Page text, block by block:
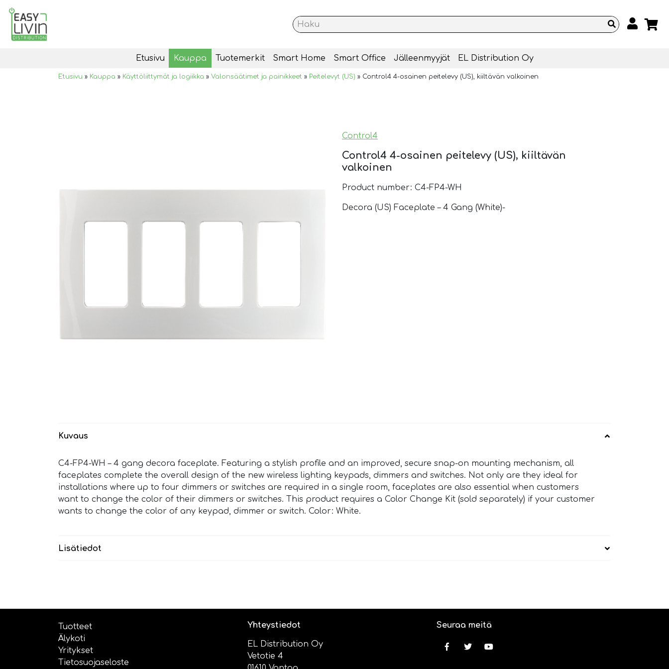
Etusivu Kauppa Tuotemerkit Smart Home Smart Office Jälleenmyyjät EL Distribution Oy
Etusivu » Kauppa » Käyttöliittymät ja logiikka » Valonsäätimet ja painikkeet » Peitelevyt (US) » Control4 4-osainen peitelevy (US), kiiltävän valkoinen
Control4
Control4 4-osainen peitelevy (US), kiiltävän
valkoinen
Product number: C4-FP4-WH
Decora (US) Faceplate – 4 Gang (White)-
Kuvaus
C4-FP4-WH – 4 gang decora faceplate. Featuring a stylish profile and an improved, secure snap-on mounting mechanism, all
faceplates complete the overall design of the new wireless lighting keypads, dimmers and switches. Not only are they ideal for
installations where up to four dimmers or switches are required in a single room, faceplates are also essential when customers
want to change the color of their dimmers or switches. This product requires a Color Change Kit (sold separately) if your customer
wants to change the color of any keypad, dimmer or switch. Color: White.
Lisätiedot
Tuotteet
Älykoti
Yritykset
Tietosuojaseloste
Yhteystiedot
EL Distribution Oy
Vetotie 4
Seuraa meitä